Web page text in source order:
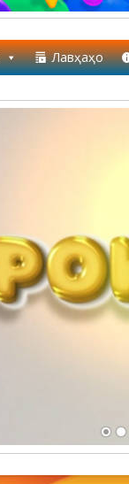
Лавҳаҳо